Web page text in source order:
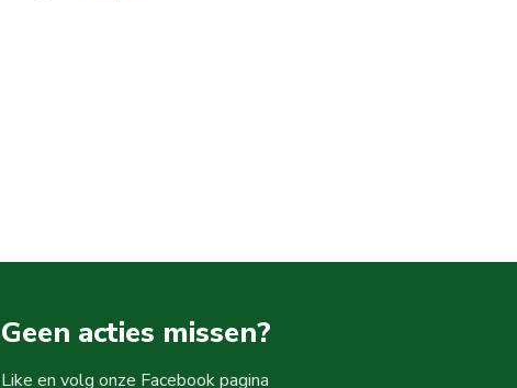
Geen acties missen?
Like en volg onze Facebook pagina